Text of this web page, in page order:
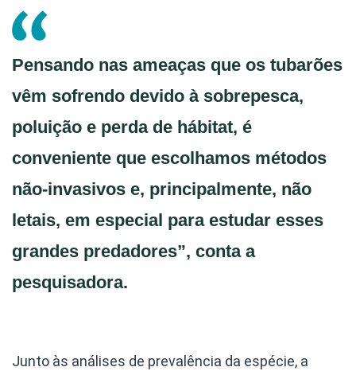
Pensando nas ameaças que os tubarões
vêm sofrendo devido à sobrepesca,
poluição e perda de hábitat, é
conveniente que escolhamos métodos
não-invasivos e, principalmente, não
letais, em especial para estudar esses
grandes predadores”, conta a
pesquisadora.
Junto às análises de prevalência da espécie, a